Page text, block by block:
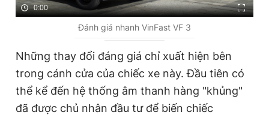
0:00
Đánh giá nhanh VinFast VF 3
Những thay đổi đáng giá chỉ xuất hiện bên
trong cánh cửa của chiếc xe này. Đầu tiên có
thể kể đến hệ thống âm thanh hàng "khủng"
đã được chủ nhân đầu tư để biến chiếc